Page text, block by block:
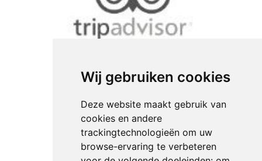
Wij gebruiken cookies
Deze website maakt gebruik van
cookies en andere
trackingtechnologieën om uw
browse-ervaring te verbeteren